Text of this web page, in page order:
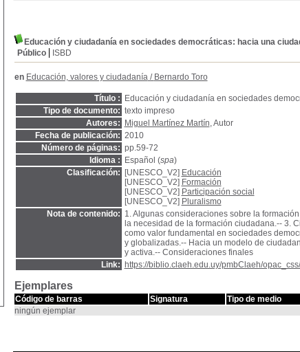
Educación y ciudadanía en sociedades democráticas: hacia una
Público
ISBD
en Educación, valores y ciudadanía/ Bernardo Toro
Título :
Educación y ciudadanía en sociedades
Tipo de documento: texto impreso
Autores:
Miguel Martínez Martín, Autor
Fecha de publicación: 2010
Número de páginas: pp.59-72
Idioma :
Español (spa)
Clasificación:
[UNESCO_V2] Educación
[UNESCO_V2] Formación
[UNESCO_V2] Participación social
[UNESCO_V2] Pluralismo
Nota de contenido: 1. Algunas consideraciones sobre la
la necesidad de la formación ciudadana.-- 3.
como valor fundamental en sociedades
y globalizadas.-- Hacia un modelo de
y activa.-- Consideraciones finales
Link:
https://biblio.claeh.edu.uy/pmbClaeh/
Ejemplares
Código de barras Signatura Tipo de medio
ningún ejemplar